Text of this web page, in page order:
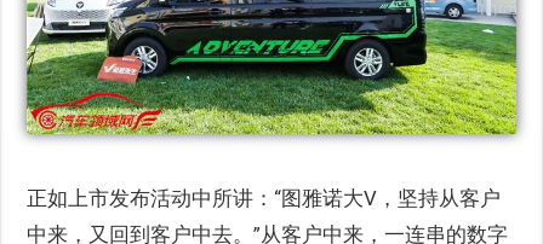
正如上市发布活动中所讲：“图雅诺大V，坚持从客户
中来，又回到客户中去。”从客户中来，一连串的数字